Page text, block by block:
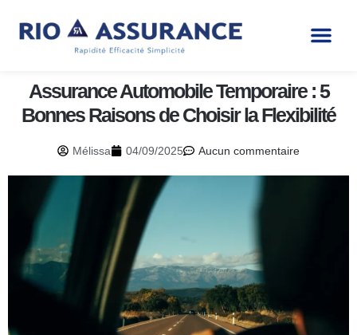
Assurance Automobile Temporaire : 5
Bonnes Raisons de Choisir la Flexibilité
Mélissa 04/09/2025 Aucun commentaire